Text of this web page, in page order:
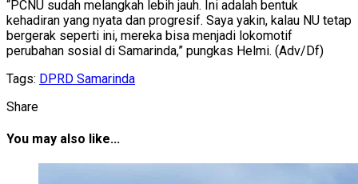
“PCNU sudah melangkah lebih jauh. Ini adalah bentuk
kehadiran yang nyata dan progresif. Saya yakin, kalau NU tetap
bergerak seperti ini, mereka bisa menjadi lokomotif
perubahan sosial di Samarinda,” pungkas Helmi. (Adv/Df)
Tags: DPRD Samarinda
Share
You may also like...